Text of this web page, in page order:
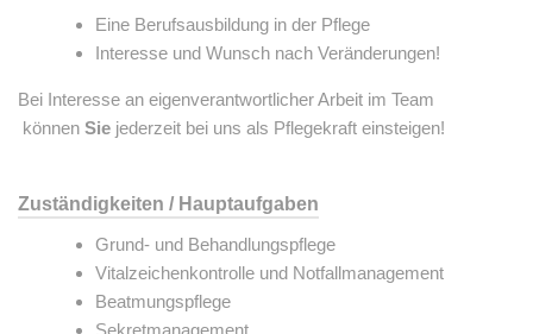
Eine Berufsausbildung in der Pflege
Interesse und Wunsch nach Veränderungen!
Bei Interesse an eigenverantwortlicher Arbeit im Team
können Sie jederzeit bei uns als Pflegekraft einsteigen!
Zuständigkeiten / Hauptaufgaben
Grund- und Behandlungspflege
Vitalzeichenkontrolle und Notfallmanagement
Beatmungspflege
Sekretmanagement